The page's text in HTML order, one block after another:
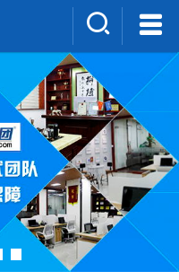
集团介绍
人才招聘
例展示
闻中心
深一风采
系我们